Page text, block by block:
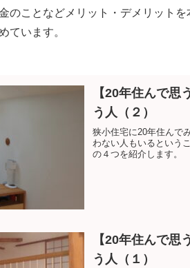
のことなどメリット・デメリット
ています。
【20年住んで
う人（２）
狭小住宅に20年住んで
わない人もいるという
の４つを紹介します。
【20年住んで
う人（１）